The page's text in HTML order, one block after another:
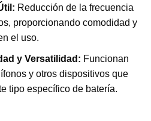
Reducción de la frecuencia
proporcionando comodidad y
el uso.
y Versatilidad: Funcionan
y otros dispositivos que
tipo específico de batería.